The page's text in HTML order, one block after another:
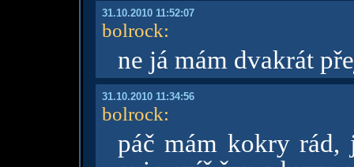
31.10.2010 11:52:07
bolrock:
ne já mám dvakrát
31.10.2010 11:34:56
bolrock:
páč mám kokry rád,